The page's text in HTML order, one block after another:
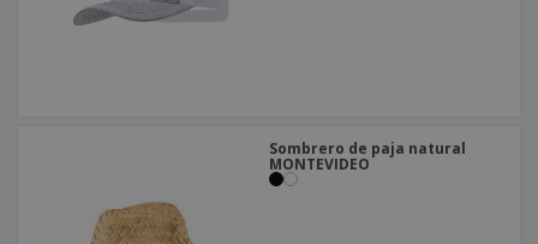
Sombrero de paja natural
MONTEVIDEO